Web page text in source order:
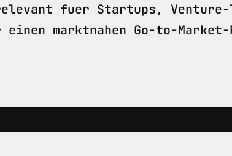
fuer Startups, Venture-
marktnahen Go-to-Market-